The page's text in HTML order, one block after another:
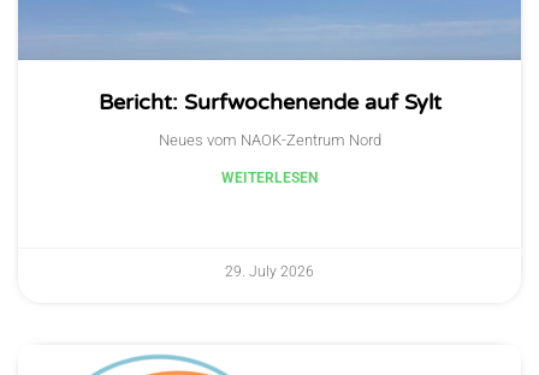
Bericht: Surfwochenende auf Sylt
Neues vom NAOK-Zentrum Nord
WEITERLESEN
29. July 2026